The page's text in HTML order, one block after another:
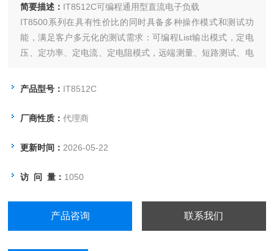
简要描述： IT8512C可编程通用型直流电子负载
IT8500系列在具有性价比的同时具备多种操作模式和测试功
能，满足客户多元化的测试需求：可编程List输出模式，定电
压、定功率、定电流、定电阻模式，远端测量、短路测试、电
提供高效率、高精度的测试解决方案，可选配
产品型号： IT8512C
厂商性质：代理商
更新时间：2026-05-22
访 问 量： 1050
产品咨询 联系我们